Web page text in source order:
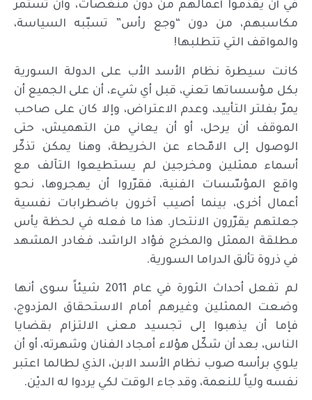
في أن يقدّموا أعمالهم من دون منغصات، وأن تستمر
مكاسبهم، من دون “وجع رأس” تسبّبه السياسة،
والمواقف التي تتطلبها!
كانت سيطرة نظام الأسد الأب على الدولة السورية
بكل مؤسساتها تعني، قبل أي شيء، أن على الجميع أن
يمرّ بفلتر التأييد، وعدم الاعتراض، وإلا كان على صاحب
الموقف أن يرحل، أو أن يعاني من التهميش، حتى
الوصول إلى الامّحاء عن الخريطة، وهنا يمكن تذكّر
أسماء ممثلين ومخرجين لم يستطيعوا التآلف مع
واقع المؤسّسات الفنية، فقرّروا أن يهجروها، نحو
أعمال أخرى، بينما أصيب آخرون باضطرابات نفسية
جعلتهم يقرّرون الانتحار. هذا ما فعله في لحظة يأس
مطلقة الممثل والمخرج فؤاد الراشد، فغادر المشهد
في ذروة تألق الدراما السورية.
لم تفعل أحداث الثورة في عام 2011 شيئاً سوى أنها
وضعت الممثلين وغيرهم أمام الاستحقاق المزدوج،
فإما أن يذهبوا إلى تجسيد معنى الالتزام بقضايا
الناس، بعد أن شكّل هؤلاء أمجاد الفنان وشهرته، أو أن
يلوي برأسه صوب نظام الأسد الابن، الذي لطالما اعتبر
نفسه ولياً للنعمة، وقد جاء الوقت لكي يردوا له الديْن.